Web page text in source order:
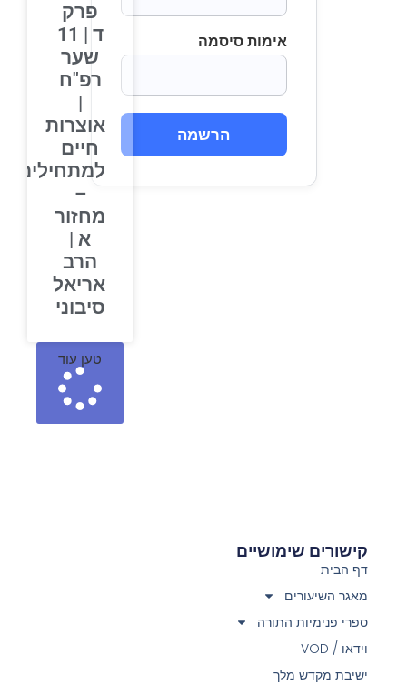
אימות סיסמה
הרשמה
פרק
ד | 11
שער
רפ"ח
אוצרות
חיים
למתחילים
מחזור
א |
הרב
אריאל
סיבוני
טען עוד
קישורים שימושיים
דף הבית
מאגר השיעורים
ספרי פנימיות התורה
וידאו / VOD
ישיבת מקדש מלך